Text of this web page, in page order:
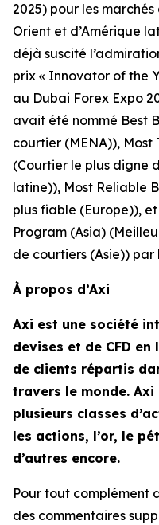
2025) pour les
Orient et d’Amérique
déjà suscité
prix « Innovator of the
au Dubai Forex Expo
avait été nommé Best
courtier (MENA)),
(Courtier le plus digne
latine)), Most Reliable
plus fiable (Europe)),
Program (Asia)
de courtiers (Asie)) par
À propos d’Axi
Axi est une société
devises et de CFD
de clients répartis
travers le monde. Axi
plusieurs classes
les actions, l’or, le
d’autres encore.
Pour tout complément
des commentaires